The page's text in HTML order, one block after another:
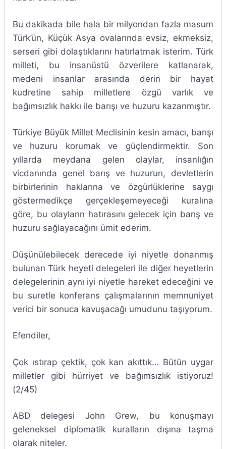
Bu dakikada bile hala bir milyondan fazla masum
Türk’ün, Küçük Asya ovalarında evsiz, ekmeksiz,
serseri gibi dolaştıklarını hatırlatmak isterim. Türk
milleti, bu insanüstü özverilere katlanarak,
medeni insanlar arasında derin bir hayat
kudretine sahip milletlere özgü varlık ve
bağımsızlık hakkı ile barışı ve huzuru kazanmıştır.
Türkiye Büyük Millet Meclisinin kesin amacı, barışı
ve huzuru korumak ve güçlendirmektir. Son
yıllarda meydana gelen olaylar, insanlığın
vicdanında genel barış ve huzurun, devletlerin
birbirlerinin haklarına ve özgürlüklerine saygı
göstermedikçe gerçekleşemeyeceği kuralına
göre, bu olayların hatırasını gelecek için barış ve
huzuru sağlayacağını ümit ederim.
Düşünülebilecek derecede iyi niyetle donanmış
bulunan Türk heyeti delegeleri ile diğer heyetlerin
delegelerinin aynı iyi niyetle hareket edeceğini ve
bu suretle konferans çalışmalarının memnuniyet
verici bir sonuca kavuşacağı umudunu taşıyorum.
Efendiler,
Çok ıstırap çektik, çok kan akıttık… Bütün uygar
milletler gibi hürriyet ve bağımsızlık istiyoruz!
(2/45)
ABD delegesi John Grew, bu konuşmayı
geleneksel diplomatik kuralların dışına taşma
olarak niteler.